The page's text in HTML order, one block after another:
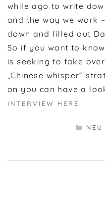
while ago to write
and the way we work
down and filled out
So if you want to
is seeking to take
„Chinese whisper“
on you can have a
INTERVIEW HERE.